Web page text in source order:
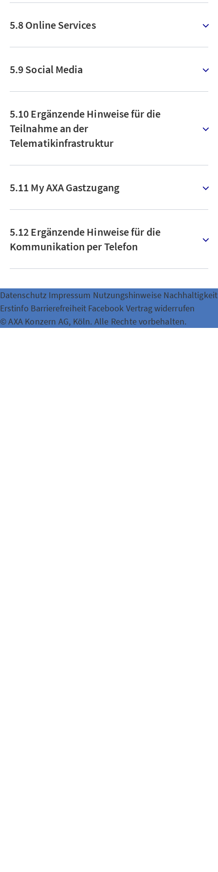
5.8 Online Services
5.9 Social Media
5.10 Ergänzende Hinweise für die
Teilnahme an der
Telematikinfrastruktur
5.11 My AXA Gastzugang
5.12 Ergänzende Hinweise für die
Kommunikation per Telefon
Datenschutz Impressum Nutzungshinweise Nachhaltigkeit
Erstinfo Barrierefreiheit Facebook Vertrag widerrufen
© AXA Konzern AG, Köln. Alle Rechte vorbehalten.